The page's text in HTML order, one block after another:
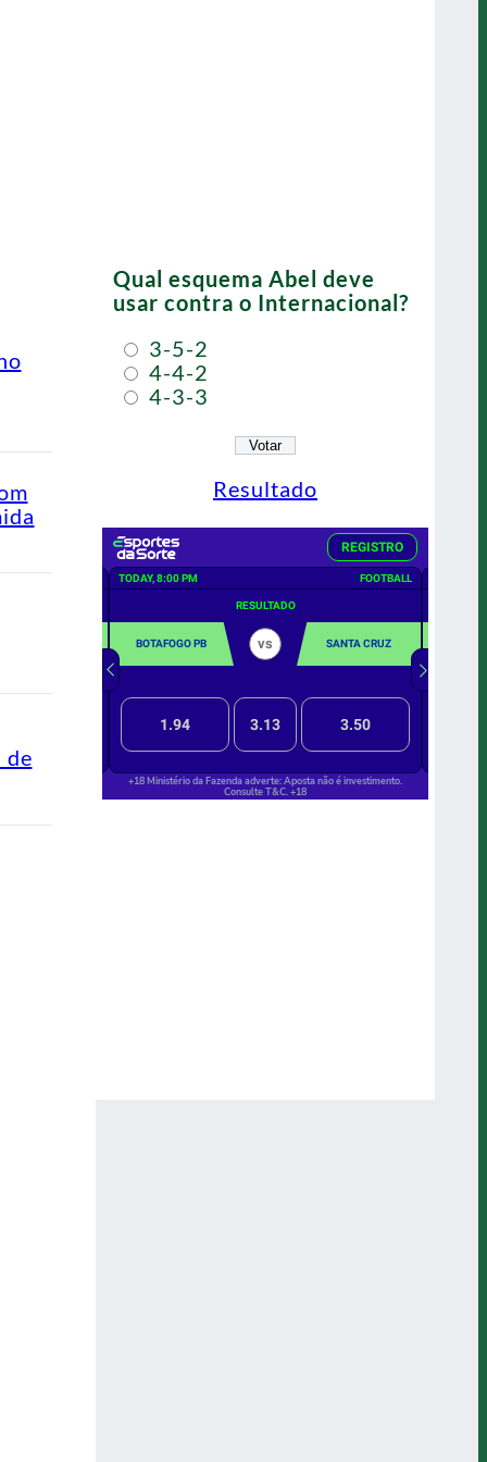
de
Qual esquema Abel deve
usar contra o Internacional?
3-5-2
4-4-2
4-3-3
Resultado